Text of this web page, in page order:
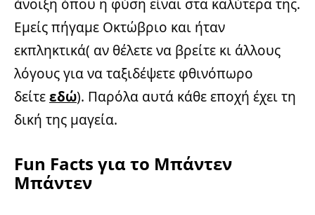
άνοιξη όπου η φύση είναι στα καλύτερα της.
Εμείς πήγαμε Οκτώβριο και ήταν
εκπληκτικά( αν θέλετε να βρείτε κι άλλους
λόγους για να ταξιδέψετε φθινόπωρο
δείτεεδώ). Παρόλα αυτά κάθε εποχή έχει τη
δική της μαγεία.
Fun Facts για το Μπάντεν
Μπάντεν